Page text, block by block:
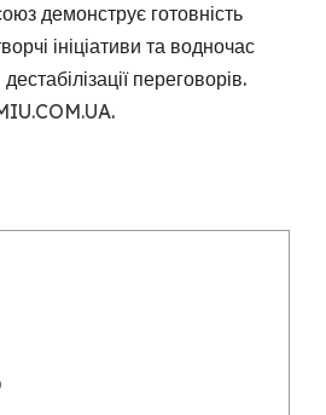
демонструє готовність
ініціативи та водночас
переговорів.
.